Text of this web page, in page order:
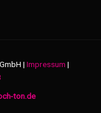
| Impressum |
ton.de